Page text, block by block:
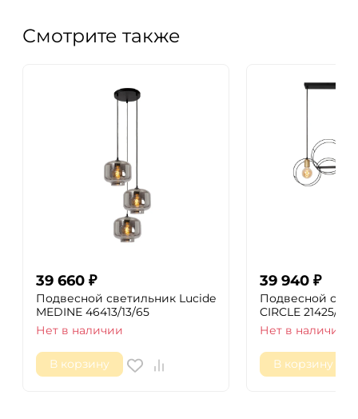
Смотрите также
39 660 ₽
Подвесной светильник Lucide
MEDINE 46413/13/65
Нет в наличии
В корзину
39 940 ₽
Подвесной
CIRCLE 21425/
Нет в наличии
В корзину